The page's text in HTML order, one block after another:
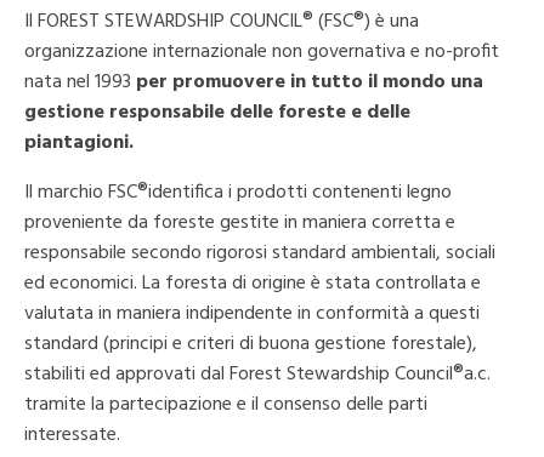
Il FOREST STEWARDSHIP COUNCIL® (FSC®) è una
organizzazione internazionale non governativa e no-profit
nata nel 1993 per promuovere in tutto il mondo una
gestione responsabile delle foreste e delle
piantagioni.
Il marchio FSC®identifica i prodotti contenenti legno
proveniente da foreste gestite in maniera corretta e
responsabile secondo rigorosi standard ambientali, sociali
ed economici. La foresta di origine è stata controllata e
valutata in maniera indipendente in conformità a questi
standard (principi e criteri di buona gestione forestale),
stabiliti ed approvati dal Forest Stewardship Council®a.c.
tramite la partecipazione e il consenso delle parti
interessate.